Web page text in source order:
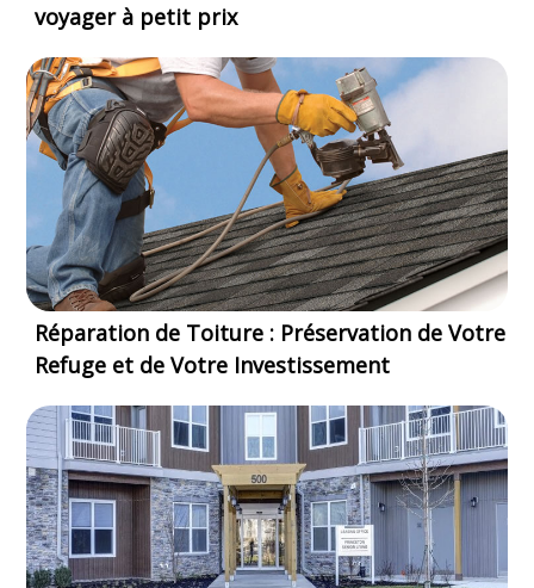
voyager à petit prix
Réparation de Toiture : Préservation de Votre
Refuge et de Votre Investissement